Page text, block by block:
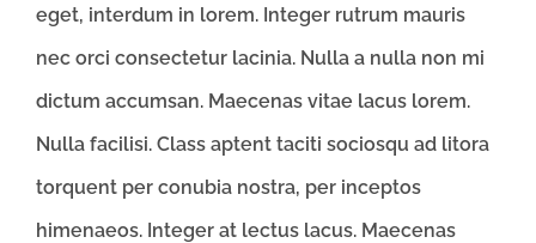
eget, interdum in lorem. Integer rutrum mauris
nec orci consectetur lacinia. Nulla a nulla non mi
dictum accumsan. Maecenas vitae lacus lorem.
Nulla facilisi. Class aptent taciti sociosqu ad litora
torquent per conubia nostra, per inceptos
himenaeos. Integer at lectus lacus. Maecenas